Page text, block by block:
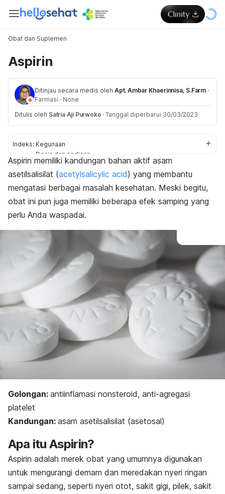
Obat dan Suplemen
Aspirin
Ditinjau secara medis oleh Apt. Ambar Khaerinnisa, S.Farm ·
Farmasi · None
Ditulis oleh Satria Aji Purwoko · Tanggal diperbarui 30/03/2023
Indeks: Kegunaan
Dosis dan sediaan
Efek samping
Efek pada ibu hamil dan menyusui
Interaksi obat
Aspirin memiliki kandungan bahan aktif asam
asetilsalisilat (acetylsalicylic acid) yang membantu
mengatasi berbagai masalah kesehatan. Meski begitu,
obat ini pun juga memiliki beberapa efek samping yang
perlu Anda waspadai.
Golongan: antiinflamasi nonsteroid, anti-agregasi
platelet
Kandungan: asam asetilsalisilat (asetosal)
Apa itu Aspirin?
Aspirin adalah merek obat yang umumnya digunakan
untuk mengurangi demam dan meredakan nyeri ringan
sampai sedang, seperti nyeri otot, sakit gigi, pilek, sakit